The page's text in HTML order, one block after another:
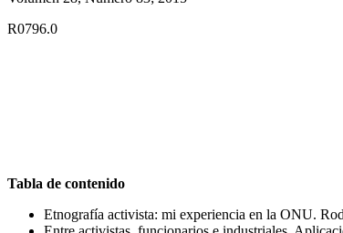
R0796.0
Tabla de contenido
Etnografía activista: mi experiencia en la ONU.